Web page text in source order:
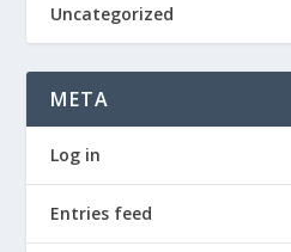
Uncategorized
META
Log in
Entries feed